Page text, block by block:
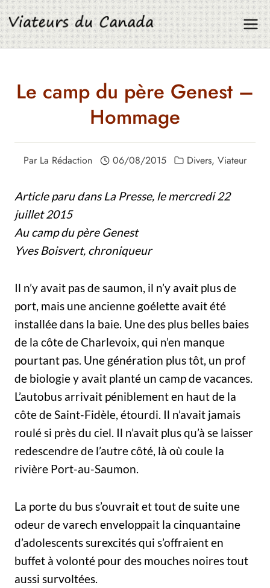
Aller
au
contenu
Le camp du père Genest –
Hommage
Par La Rédaction 06/08/2015 Divers, Viateur
Article paru dans La Presse, le mercredi 22
juillet 2015
Au camp du père Genest
Yves Boisvert, chroniqueur
Il n’y avait pas de saumon, il n’y avait plus de
port, mais une ancienne goélette avait été
installée dans la baie. Une des plus belles baies
de la côte de Charlevoix, qui n’en manque
pourtant pas. Une génération plus tôt, un prof
de biologie y avait planté un camp de vacances.
L’autobus arrivait péniblement en haut de la
côte de Saint-Fidèle, étourdi. Il n’avait jamais
roulé si près du ciel. Il n’avait plus qu’à se laisser
redescendre de l’autre côté, là où coule la
rivière Port-au-Saumon.
La porte du bus s’ouvrait et tout de suite une
odeur de varech enveloppait la cinquantaine
d’adolescents surexcités qui s’offraient en
buffet à volonté pour des mouches noires tout
aussi survoltées.